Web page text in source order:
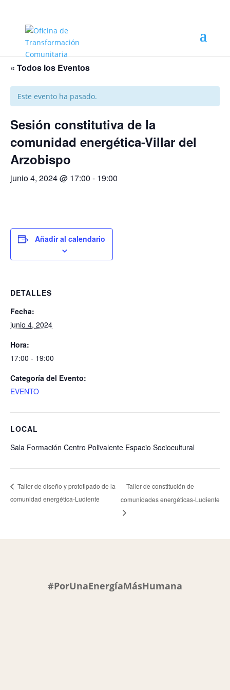
« Todos los Eventos
Este evento ha pasado.
Sesión constitutiva de la
comunidad energética-Villar del
Arzobispo
junio 4, 2024 @ 17:00 - 19:00
Añadir al calendario
DETALLES
Fecha:
junio 4, 2024
Hora:
17:00 - 19:00
Categoría del Evento:
EVENTO
LOCAL
Sala Formación Centro Polivalente Espacio Sociocultural
Taller de diseño y prototipado de la
comunidad energética-Ludiente
Taller de constitución de
comunidades energéticas-Ludiente
#PorUnaEnergíaMásHumana